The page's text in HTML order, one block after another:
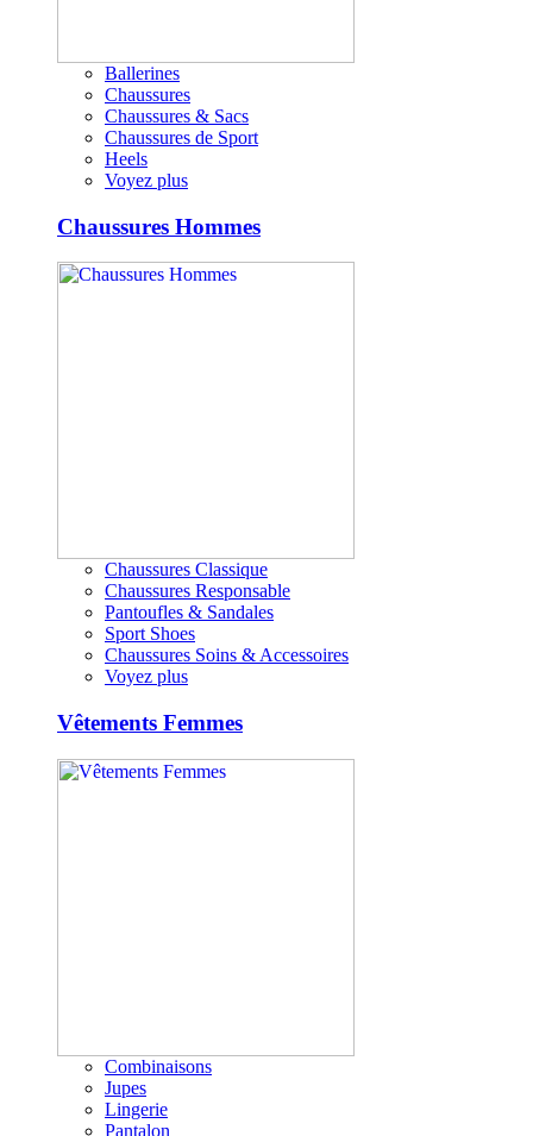
Ballerines
Chaussures
Chaussures & Sacs
Chaussures de Sport
Heels
Voyez plus
Chaussures Hommes
Chaussures Classique
Chaussures Responsable
Pantoufles & Sandales
Sport Shoes
Chaussures Soins & Accessoires
Voyez plus
Vêtements Femmes
Combinaisons
Jupes
Lingerie
Pantalon